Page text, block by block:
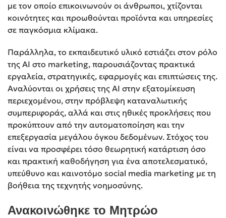
με τον οποίο επικοινωνούν οι άνθρωποι, χτίζονται
κοινότητες και προωθούνται προϊόντα και υπηρεσίες
σε παγκόσμια κλίμακα.
Παράλληλα, το εκπαιδευτικό υλικό εστιάζει στον ρόλο
της AI στο marketing, παρουσιάζοντας πρακτικά
εργαλεία, στρατηγικές, εφαρμογές και επιπτώσεις της.
Αναλύονται οι χρήσεις της AI στην εξατομίκευση
περιεχομένου, στην πρόβλεψη καταναλωτικής
συμπεριφοράς, αλλά και στις ηθικές προκλήσεις που
προκύπτουν από την αυτοματοποίηση και την
επεξεργασία μεγάλου όγκου δεδομένων. Στόχος του
είναι να προσφέρει τόσο θεωρητική κατάρτιση όσο
και πρακτική καθοδήγηση για ένα αποτελεσματικό,
υπεύθυνο και καινοτόμο social media marketing με τη
βοήθεια της τεχνητής νοημοσύνης.
Ανακοινώθηκε το Μητρώο